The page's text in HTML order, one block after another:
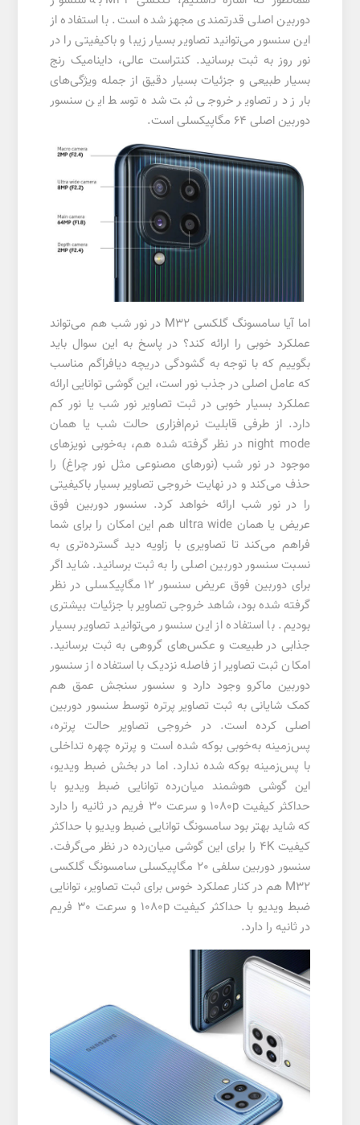
دوربین اصلی قدرتمندی مجهز شده است. با استفاده از
این سنسور می‌توانید تصاویر بسیار زیبا و با‌کیفیتی را در
نور روز به ثبت برسانید. کنتراست عالی، داینامیک رنج
بسیار طبیعی و جزئیات بسیار دقیق از جمله ویژگی‌های
بارز در تصاویر خروجی ثبت شده توسط این سنسور
دوربین اصلی 64 مگاپیکسلی است.
اما آیا سامسونگ گلکسی M32 در نور شب هم می‌تواند
عملکرد خوبی را ارائه کند؟ در پاسخ به این سوال باید
بگوییم که با توجه به گشودگی دریچه دیافراگم مناسب
که عامل اصلی در جذب نور است، این گوشی توانایی ارائه
عملکرد بسیار خوبی در ثبت تصاویر نور شب یا نور کم
دارد. از طرفی قابلیت نرم‌افزاری حالت شب یا همان
night mode در نظر گرفته شده هم، به‌خوبی نویز‌های
موجود در نور شب (نور‌های مصنوعی مثل نور چراغ) را
حذف می‌کند و در نهایت خروجی تصاویر بسیار با‌کیفیتی
را در نور شب ارائه خواهد کرد. سنسور دوربین فوق
عریض یا همان ultra wide هم این امکان را برای شما
فراهم می‌کند تا تصاویری با زاویه دید گسترده‌تری به
نسبت سنسور دوربین اصلی را به ثبت برسانید. شاید اگر
برای دوربین فوق عریض سنسور 12 مگاپیکسلی در نظر
گرفته شده بود، شاهد خروجی تصاویر با جزئیات بیشتری
بودیم. با استفاده از این سنسور می‌توانید تصاویر بسیار
جذابی در طبیعت و عکس‌های گروهی به ثبت برسانید.
امکان ثبت تصاویر از فاصله نزدیک با استفاده از سنسور
دوربین ماکرو وجود دارد و سنسور سنجش عمق هم
کمک شایانی به ثبت تصاویر پرتره توسط سنسور دوربین
اصلی کرده است. در خروجی تصاویر حالت پرتره،
پس‌زمینه به‌خوبی بوکه شده است و پرتره چهره تداخلی
با پس‌زمینه بوکه شده ندارد. اما در بخش ضبط ویدیو،
این گوشی هوشمند میان‌رده توانایی ضبط ویدیو با
حداکثر کیفیت 1080p و سرعت 30 فریم در ثانیه را دارد
که شاید بهتر بود سامسونگ توانایی ضبط ویدیو با حداکثر
کیفیت 4K را برای این گوشی میان‌رده در نظر می‌گرفت.
سنسور دوربین سلفی 20 مگاپیکسلی سامسونگ گلکسی
M32 هم در کنار عملکرد خوس برای ثبت تصاویر، توانایی
ضبط ویدیو با حداکثر کیفیت 1080p و سرعت 30 فریم
در ثانیه را دارد.